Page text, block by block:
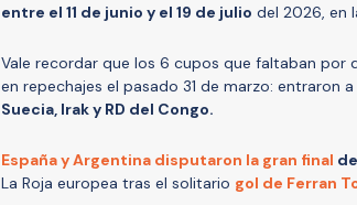
entre el 11 de junio y el 19 de julio del 2026, en
Vale recordar que los 6 cupos que faltaban por
en repechajes el pasado 31 de marzo: entraron
Suecia, Irak y RD del Congo.
España y Argentina disputaron la gran final
La Roja europea tras el solitario gol de Ferran